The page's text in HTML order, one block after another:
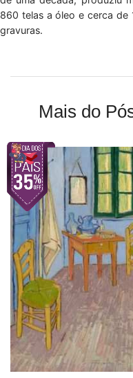
860 telas a óleo e cerca de
gravuras.
Mais do